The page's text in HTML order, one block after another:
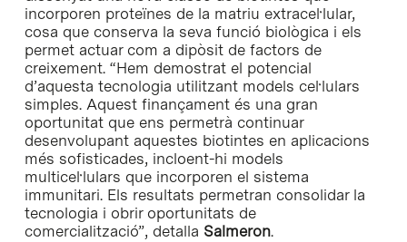
incorporen proteïnes de la matriu extracel·lular,
cosa que conserva la seva funció biològica i els
permet actuar com a dipòsit de factors de
creixement. “Hem demostrat el potencial
d’aquesta tecnologia utilitzant models cel·lulars
simples. Aquest finançament és una gran
oportunitat que ens permetrà continuar
desenvolupant aquestes biotintes en aplicacions
més sofisticades, incloent-hi models
multicel·lulars que incorporen el sistema
immunitari. Els resultats permetran consolidar la
tecnologia i obrir oportunitats de
comercialització”, detalla Salmeron.